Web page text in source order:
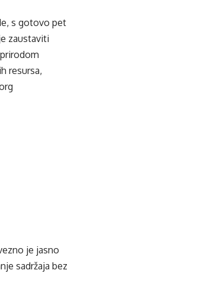
s gotovo pet
zaustaviti
resursa,
je jasno
sadržaja bez